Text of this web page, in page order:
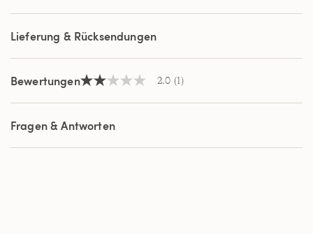
Lieferung & Rücksendungen
Bewertungen2.0
5
Sternen,
Durchschnittswert
Bewertung.
2.0 (1)
Fragen & Antworten